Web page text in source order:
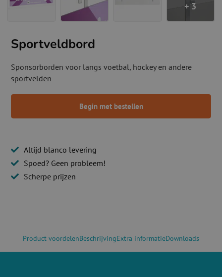
+ 3
Sportveldbord
Sponsorborden voor langs voetbal, hockey en andere
sportvelden
Begin met bestellen
Altijd blanco levering
Spoed? Geen probleem!
Scherpe prijzen
Product voordelenBeschrijvingExtra informatieDownloads